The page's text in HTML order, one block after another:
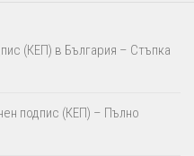
(КЕП) в България – Стъпка
подпис (КЕП) – Пълно